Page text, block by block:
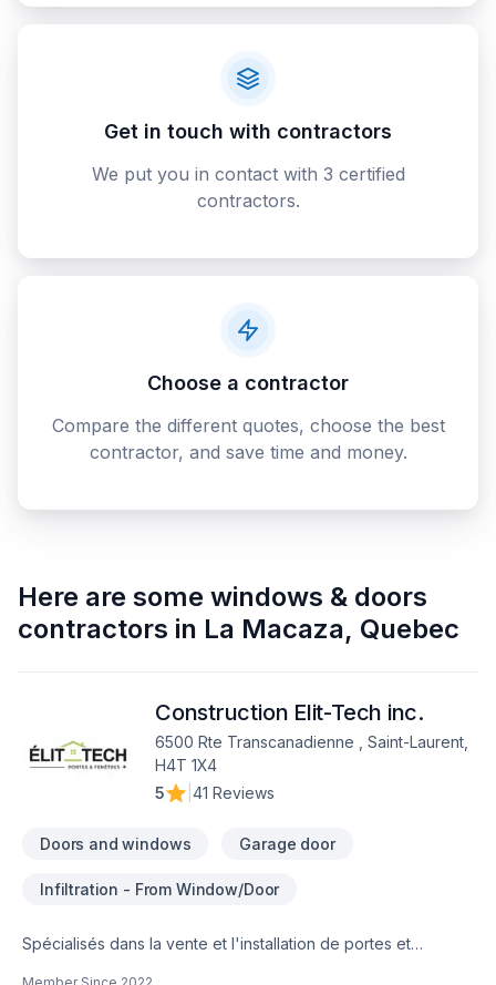
Get in touch with contractors
We put you in contact with 3 certified
contractors.
Choose a contractor
Compare the different quotes, choose the best
contractor, and save time and money.
Here are some windows & doors
contractors in La Macaza, Quebec
Construction Elit-Tech inc.
6500 Rte Transcanadienne , Saint-Laurent,
H4T 1X4
5
41 Reviews
Doors and windows Garage door
Infiltration - From Window/Door
Spécialisés dans la vente et l'installation de portes et